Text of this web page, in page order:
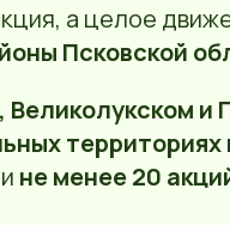
а целое
Псковской
Великолукском и
территориях
не менее 20